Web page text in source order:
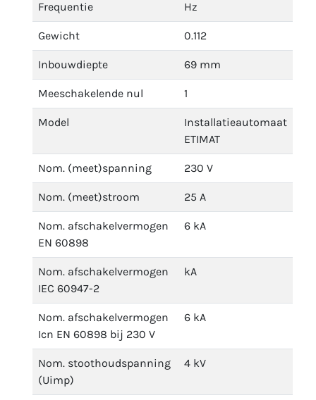
Frequentie Hz
Gewicht 0.112
Inbouwdiepte 69 mm
Meeschakelende nul 1
Model
Installatieautomaat
ETIMAT
Nom. (meet)spanning 230 V
Nom. (meet)stroom 25 A
Nom. afschakelvermogen
EN 60898
6 kA
Nom. afschakelvermogen
IEC 60947-2
kA
Nom. afschakelvermogen
Icn EN 60898 bij 230 V
6 kA
Nom. stoothoudspanning
(Uimp)
4 kV